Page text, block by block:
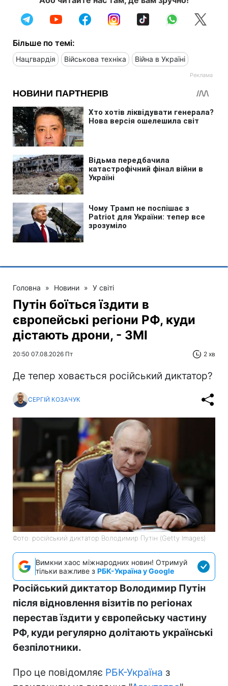
Більше по темі:
Нацгвардія Військова техніка Війна в Україні
Головна » Новини » У світі
Путін боїться їздити в
європейські регіони РФ, куди
дістають дрони, - ЗМІ
20:50 07.08.2026 Пт 2 хв
Де тепер ховається російський диктатор?
СЕРГІЙ КОЗАЧУК
Фото: російський диктатор Володимир Путін (Getty Images)
Вимкни хаос міжнародних новин! Отримуй
тільки важливе з РБК-Україна у Google
Російський диктатор Володимир Путін
після відновлення візитів по регіонах
перестав їздити у європейську частину
РФ, куди регулярно долітають українські
безпілотники.
Про це повідомляє РБК-Україна з